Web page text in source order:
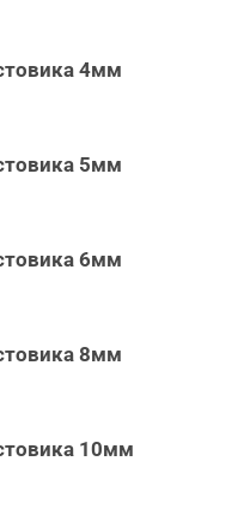
4мм
5мм
6мм
8мм
10мм